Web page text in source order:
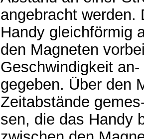
angebracht werden.
Handy gleichförmig
den Magneten
Geschwindigkeit an-
gegeben. Über den
Zeitabstände gemes
sen, die das Handy